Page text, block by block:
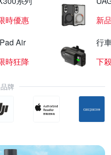
時優惠
新
Air
時狂降
行
下
牌